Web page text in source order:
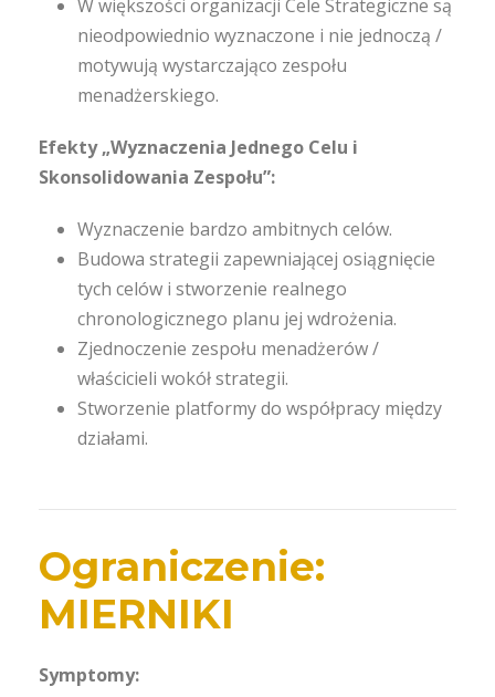
W większości organizacji Cele Strategiczne są
nieodpowiednio wyznaczone i nie jednoczą /
motywują wystarczająco zespołu
menadżerskiego.
Efekty „Wyznaczenia Jednego Celu i
Skonsolidowania Zespołu”:
Wyznaczenie bardzo ambitnych celów.
Budowa strategii zapewniającej osiągnięcie
tych celów i stworzenie realnego
chronologicznego planu jej wdrożenia.
Zjednoczenie zespołu menadżerów /
właścicieli wokół strategii.
Stworzenie platformy do współpracy między
działami.
Ograniczenie:
MIERNIKI
Symptomy: